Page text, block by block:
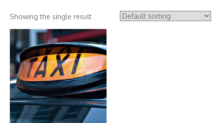
Showing the single result